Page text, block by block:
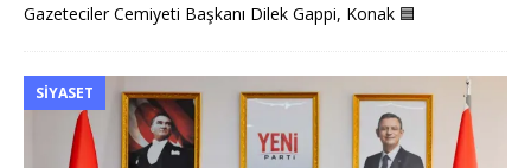
Gazeteciler Cemiyeti Başkanı Dilek Gappi, Konak 🟦
SIYASET